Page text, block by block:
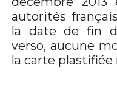
autorités
la date de fin
verso, aucune
la carte plastifiée